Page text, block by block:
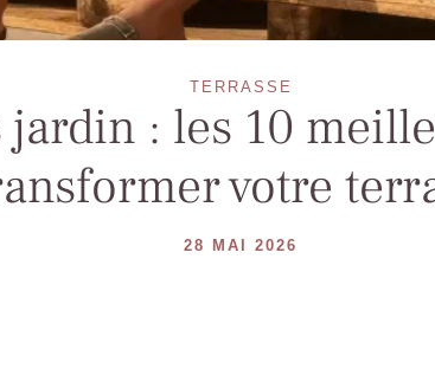
TERRASSE
jardin : les 10
votre
28 MAI 2026